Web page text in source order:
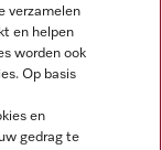
verzamelen
en helpen
worden ook
Op basis
en
gedrag te